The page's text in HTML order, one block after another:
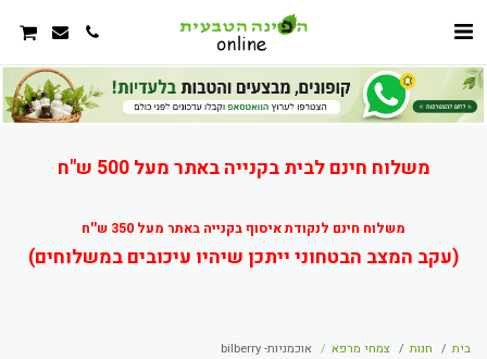
משלוח חינם לבית בקנייה באתר מעל 500 ש"ח
משלוח חינם לנקודת איסוף בקנייה באתר מעל 350 ש''ח
(עקב המצב הבטחוני ייתכן שיהיו עיכובים במשלוחים)
בית חנות צמחי מרפא אוכמניות- bilberry